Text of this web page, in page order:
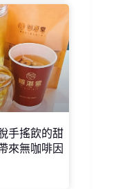
手搖飲的甜
來無咖啡因